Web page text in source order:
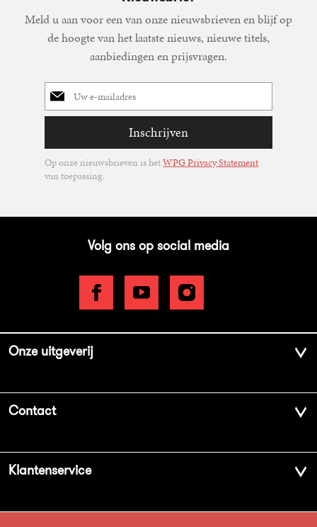
Meld u aan voor een van onze nieuwsbrieven en blijf op
de hoogte van het laatste nieuws, nieuwe titels,
aanbiedingen en prijsvragen.
E-
mailadres
Inschrijven
Op onze nieuwsbrieven is hetWPG Privacy Statement
van toepassing.
Volg ons op social media
Onze uitgeverij
Aanbiedingsbrochures
Vacatures
Contact
Klantenservice